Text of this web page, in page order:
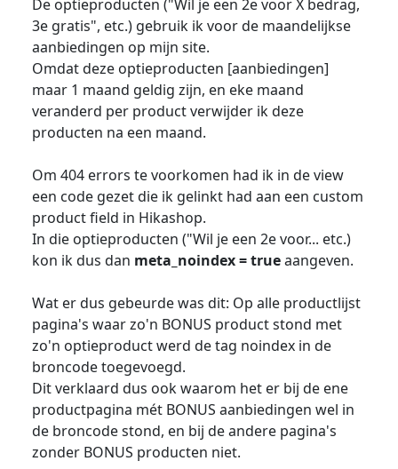
De optieproducten ("Wil je een 2e voor X bedrag,
3e gratis", etc.) gebruik ik voor de maandelijkse
aanbiedingen op mijn site.
Omdat deze optieproducten [aanbiedingen]
maar 1 maand geldig zijn, en eke maand
veranderd per product verwijder ik deze
producten na een maand.
Om 404 errors te voorkomen had ik in de view
een code gezet die ik gelinkt had aan een custom
product field in Hikashop.
In die optieproducten ("Wil je een 2e voor... etc.)
kon ik dus dan meta_noindex = trueaangeven.
Wat er dus gebeurde was dit: Op alle productlijst
pagina's waar zo'n BONUS product stond met
zo'n optieproduct werd de tag noindex in de
broncode toegevoegd.
Dit verklaard dus ook waarom het er bij de ene
productpagina mét BONUS aanbiedingen wel in
de broncode stond, en bij de andere pagina's
zonder BONUS producten niet.